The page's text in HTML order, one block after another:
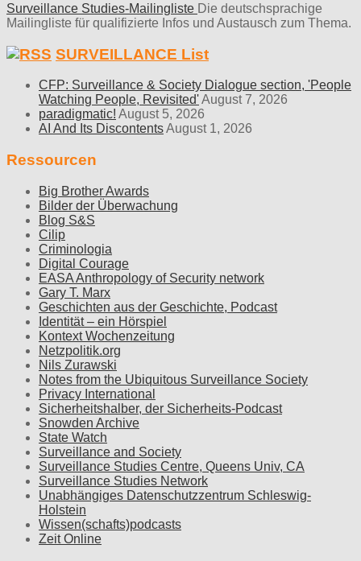
Surveillance Studies-Mailingliste Die deutschsprachige
Mailingliste für qualifizierte Infos und Austausch zum Thema.
SURVEILLANCE List
CFP: Surveillance & Society Dialogue section, 'People
Watching People, Revisited'August 7, 2026
paradigmatic! August 5, 2026
AI And Its DiscontentsAugust 1, 2026
Ressourcen
Big Brother Awards
Bilder der Überwachung
Blog S&S
Cilip
Criminologia
Digital Courage
EASA Anthropology of Security network
Gary T. Marx
Geschichten aus der Geschichte, Podcast
Identität – ein Hörspiel
Kontext Wochenzeitung
Netzpolitik.org
Nils Zurawski
Notes from the Ubiquitous Surveillance Society
Privacy International
Sicherheitshalber, der Sicherheits-Podcast
Snowden Archive
State Watch
Surveillance and Society
Surveillance Studies Centre, Queens Univ, CA
Surveillance Studies Network
Unabhängiges Datenschutzzentrum Schleswig-
Holstein
Wissen(schafts)podcasts
Zeit Online